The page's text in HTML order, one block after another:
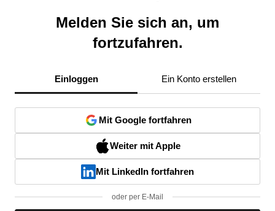
Melden Sie sich an, um
fortzufahren.
Einloggen Ein Konto erstellen
Mit Google fortfahren
Weiter mit Apple
Mit LinkedIn fortfahren
oder per E-Mail